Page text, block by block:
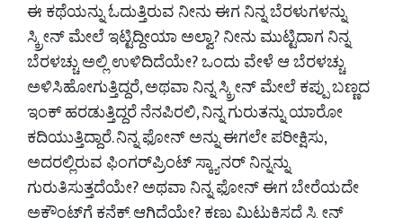
ಈ ಕಥೆಯನ್ನು ಓದುತ್ತಿರುವ ನೀನು ಈಗ ನಿನ್ನ ಬೆರಳುಗಳನ್ನು
ಸ್ಕ್ರೀನ್ ಮೇಲೆ ಇಟ್ಟಿದ್ದೀಯಾ ಅಲ್ವಾ? ನೀನು ಮುಟ್ಟಿದಾಗ ನಿನ್ನ
ಬೆರಳಚ್ಚು ಅಲ್ಲಿ ಉಳಿದಿದೆಯೇ? ಒಂದು ವೇಳೆ ಆ ಬೆರಳಚ್ಚು
ಅಳಿಸಿಹೋಗುತ್ತಿದ್ದರೆ, ಅಥವಾ ನಿನ್ನ ಸ್ಕ್ರೀನ್ ಮೇಲೆ ಕಪ್ಪು ಬಣ್ಣದ
ಇಂಕ್ ಹರಡುತ್ತಿದ್ದರೆ ನೆನಪಿರಲಿ, ನಿನ್ನ ಗುರುತನ್ನು ಯಾರೋ
ಕದಿಯುತ್ತಿದ್ದಾರೆ. ನಿನ್ನ ಫೋನ್ ಅನ್ನು ಈಗಲೇ ಪರೀಕ್ಷಿಸು,
ಅದರಲ್ಲಿರುವ ಫಿಂಗರ್‌ಪ್ರಿಂಟ್ ಸ್ಕ್ಯಾನರ್ ನಿನ್ನನ್ನು
ಗುರುತಿಸುತ್ತದೆಯೇ? ಅಥವಾ ನಿನ್ನ ಫೋನ್ ಈಗ ಬೇರೆಯದೇ